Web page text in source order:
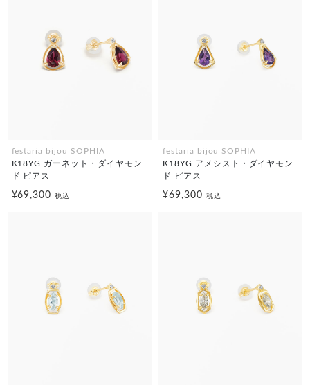
festaria bijou SOPHIA
K18YG ガーネット・ダイヤモン
ド ピアス
¥69,300税込
festaria bijou SOPHIA
K18YG アメシスト・ダイヤモン
ド ピアス
¥69,300 税込